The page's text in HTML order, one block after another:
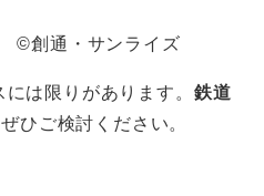
©創通・サンライズ
は限りがあります。 鉄道
ひご検討ください。